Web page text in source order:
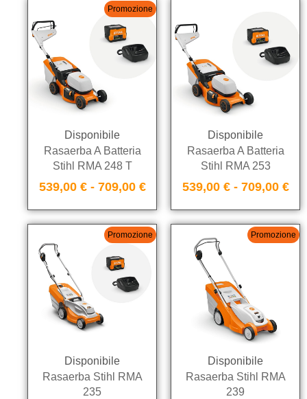
Promozione
Disponibile
Rasaerba A Batteria
Stihl RMA 248 T
539,00 € - 709,00 €
Disponibile
Rasaerba A Batteria
Stihl RMA 253
539,00 € - 709,00 €
Promozione
Disponibile
Rasaerba Stihl RMA
235
Promozione
Disponibile
Rasaerba Stihl RMA
239